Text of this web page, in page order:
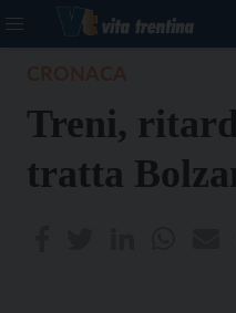
Treni,
tratta